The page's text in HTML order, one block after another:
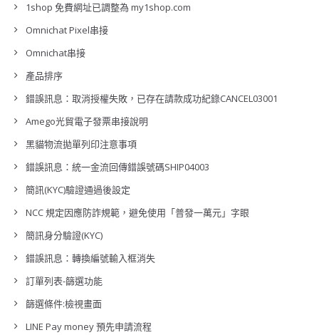
1shop 免費網址已調整為 my1shop.com
Omnichat Pixel串接
Omnichat串接
產品排序
錯誤訊息：取消授權失敗，已存在請款成功紀錄CANCEL03001
Amego光貿電子發票串接說明
黑貓物流拋單列印注意事項
錯誤訊息：統一金流回傳錯誤號碼SHIP04003
簡訊(KYC)驗證通過後設定
NCC 規定因應防詐規範，避免使用「普發一萬元」字眼
簡訊身分驗證(KYC)
錯誤訊息：轉換編號輸入框消失
訂單列表-篩選功能
篩選條件:檢視畫面
LINE Pay money 預先申請流程